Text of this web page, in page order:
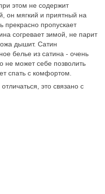
этом не содержит
он мягкий и приятный на
прекрасно пропускает
согревает зимой, не парит
дышит. Сатин
белье из сатина - очень
не может себе позволить
спать с комфортом.
это связано с